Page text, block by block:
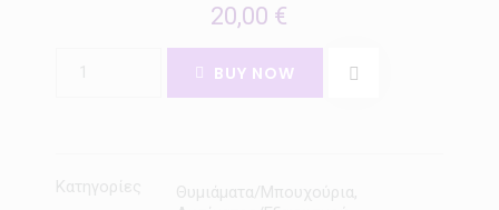
20,00 €
BUY NOW
Κατηγορίες Θυμιάματα/Μπουχούρια,